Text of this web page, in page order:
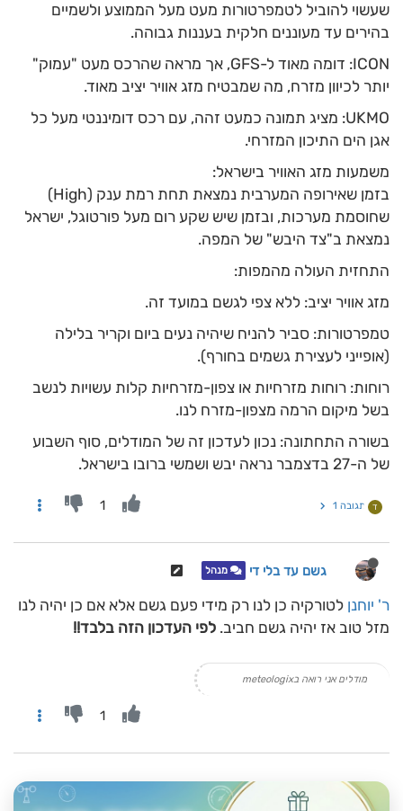
שעשוי להוביל לטמפרטורות מעט מעל הממוצע ולשמיים
בהירים עד מעוננים חלקית בעננות גבוהה.
ICON: דומה מאוד ל-GFS, אך מראה שהרכס מעט "עמוק"
יותר לכיוון מזרח, מה שמבטיח מזג אוויר יציב מאוד.
UKMO: מציג תמונה כמעט זהה, עם רכס דומיננטי מעל כל
אגן הים התיכון המזרחי.
משמעות מזג האוויר בישראל:
בזמן שאירופה המערבית נמצאת תחת רמת ענק (High)
שחוסמת מערכות, ובזמן שיש שקע רום מעל פורטוגל, ישראל
נמצאת ב"צד היבש" של המפה.
התחזית העולה מהמפות:
מזג אוויר יציב: ללא צפי לגשם במועד זה.
טמפרטורות: סביר להניח שיהיה נעים ביום וקריר בלילה
(אופייני לעצירת גשמים בחורף).
רוחות: רוחות מזרחיות או צפון-מזרחיות קלות עשויות לנשב
בשל מיקום הרמה מצפון-מזרח לנו.
בשורה התחתונה: נכון לעדכון זה של המודלים, סוף השבוע
של ה-27 בדצמבר נראה יבש ושמשי ברובו בישראל.
ד תגובה 1 1
גשם עד בלי די מנהל
ר' יוחנן לטורקיה כן לנו רק מידי פעם גשם אלא אם כן יהיה לנו
מזל טוב אז יהיה גשם חביב. לפי העדכון הזה בלבד!!
מודלים אני רואה בmeteologix
1